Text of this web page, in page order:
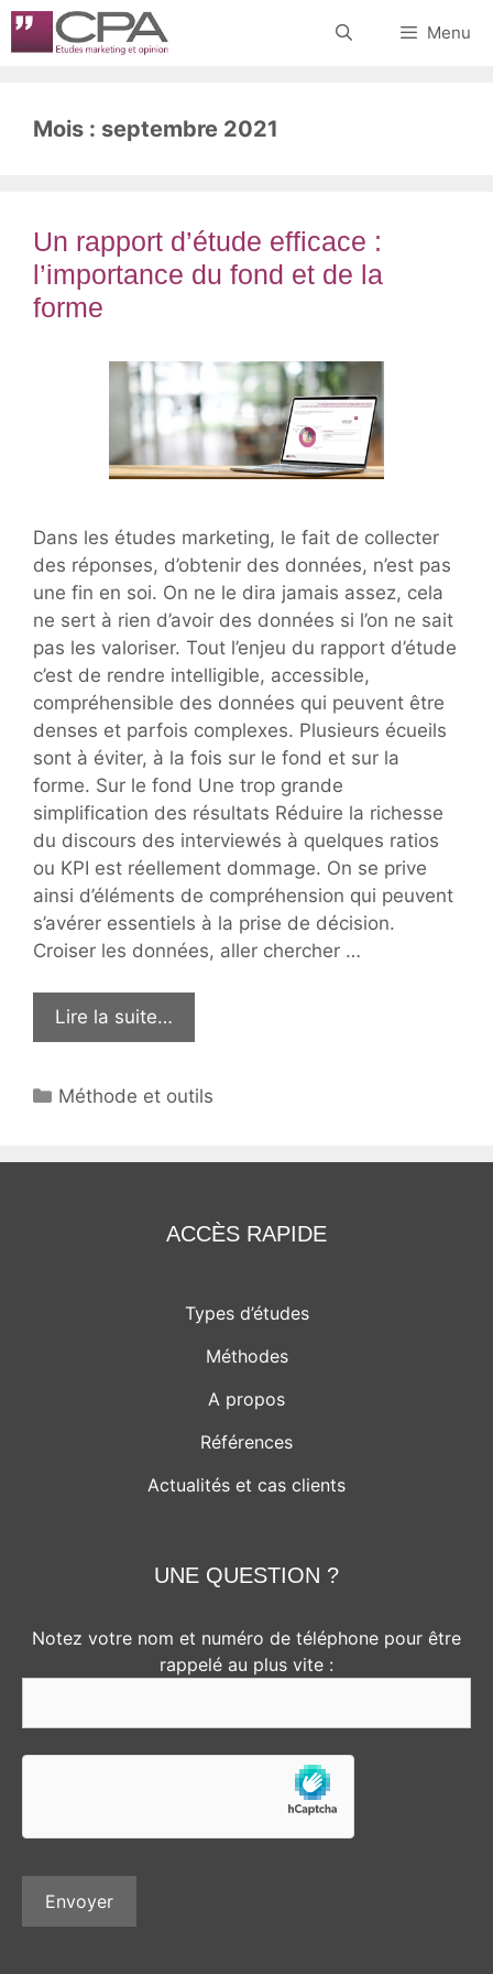
Aller
au
Menu
Mois : septembre 2021
Un rapport d’étude efficace :
l’importance du fond et de la
forme
Dans les études marketing, le fait de collecter
des réponses, d’obtenir des données, n’est pas
une fin en soi. On ne le dira jamais assez, cela
ne sert à rien d’avoir des données si l’on ne sait
pas les valoriser. Tout l’enjeu du rapport d’étude
c’est de rendre intelligible, accessible,
compréhensible des données qui peuvent être
denses et parfois complexes. Plusieurs écueils
sont à éviter, à la fois sur le fond et sur la
forme. Sur le fond Une trop grande
simplification des résultats Réduire la richesse
du discours des interviewés à quelques ratios
ou KPI est réellement dommage. On se prive
ainsi d’éléments de compréhension qui peuvent
s’avérer essentiels à la prise de décision.
Croiser les données, aller chercher …
Lire la suite…
Catégories
Méthode et outils
ACCÈS RAPIDE
Types d’études
Méthodes
A propos
Références
Actualités et cas clients
UNE QUESTION ?
Notez votre nom et numéro de téléphone pour être
rappelé au plus vite :